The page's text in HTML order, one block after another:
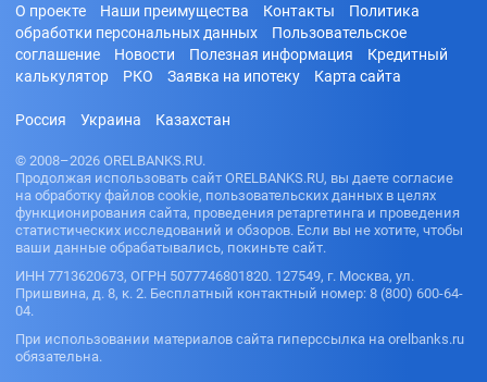
80000
рублей
100000
рублей
рублей
200000
рублей
Под залог
недвижимо
сти
Золотую
На карту
Газпромба
нк
На
электронн
ый
кошелек
Госуслуги
На карту
банка
ские
займы
На покупку
квартиры
ы без
проверки
банк по
номеру
карты
Как взять
кредит на
чужой
паспорт
Как узнать
ость по
кредиту
оформить
О проекте Наши преимущества Контакты
Политика
обработки персональных данных
Пользовательское
соглашение
Новости Полезная информация
Кредитный
калькулятор
РКО Заявка на ипотеку Карта сайта
Россия Украина Казахстан
© 2008–2026 ORELBANKS.RU.
Продолжая использовать сайт ORELBANKS.RU, вы даете согласие
на обработку файлов cookie, пользовательских данных в целях
функционирования сайта, проведения ретаргетинга и проведения
статистических исследований и обзоров. Если вы не хотите, чтобы
ваши данные обрабатывались, покиньте сайт.
ИНН 7713620673, ОГРН 5077746801820. 127549, г. Москва, ул.
Пришвина, д. 8, к. 2. Бесплатный контактный номер: 8 (800) 600-64-
04.
При использовании материалов сайта гиперссылка на orelbanks.ru
обязательна.